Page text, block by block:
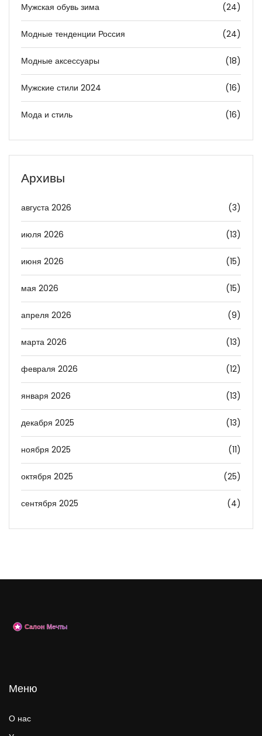
Мужская обувь зима (24)
Модные тенденции Россия (24)
Модные аксессуары (18)
Мужские стили 2024 (16)
Мода и стиль (16)
Архивы
августа 2026 (3)
июля 2026 (13)
июня 2026 (15)
мая 2026 (15)
апреля 2026 (9)
марта 2026 (13)
февраля 2026 (12)
января 2026 (13)
декабря 2025 (13)
ноября 2025 (11)
октября 2025 (25)
сентября 2025 (4)
Меню
О нас